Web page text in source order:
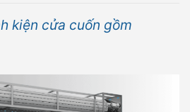
kiện cửa cuốn gồm